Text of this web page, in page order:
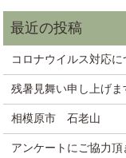
コロナウイルス対応に
残暑見舞い申し上げま
相模原市 石老山
アンケートにご協力